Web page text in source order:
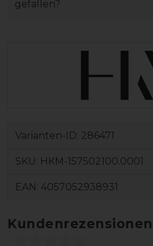
gefallen?
Varianten-ID: 286471
SKU: HKM-157502100.0001
EAN: 4057052938931
Kundenrezensionen